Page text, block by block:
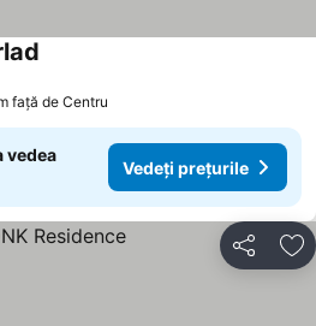
faţă de Centru
vedea
Vedeți prețurile
Distribuiți